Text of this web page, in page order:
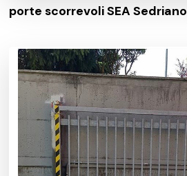
porte scorrevoli SEA Sedriano